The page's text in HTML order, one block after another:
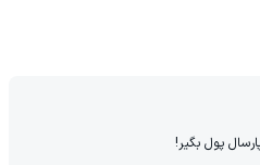
پول بگیر!